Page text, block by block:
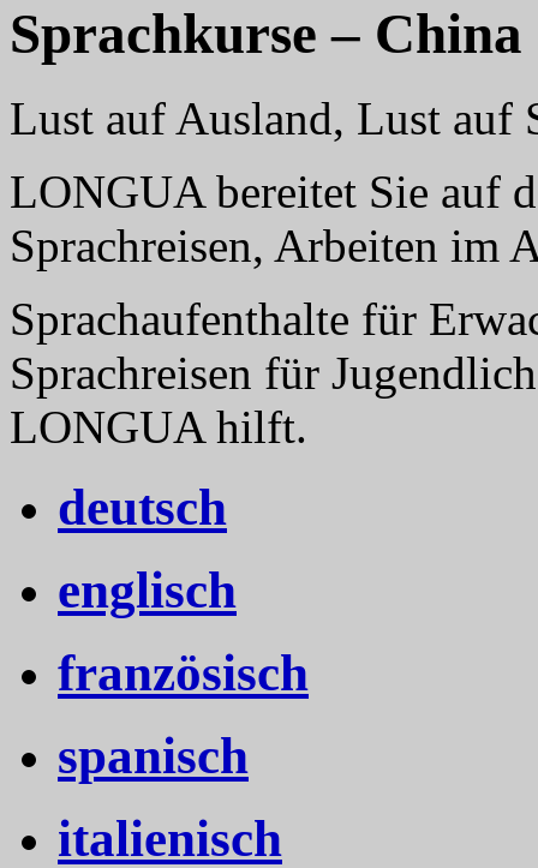
Sprachkurse – China
Lust auf Ausland, Lust auf
LONGUA bereitet Sie auf
Sprachreisen, Arbeiten im
Sprachaufenthalte für
Sprachreisen für
LONGUA hilft.
deutsch
englisch
französisch
spanisch
italienisch